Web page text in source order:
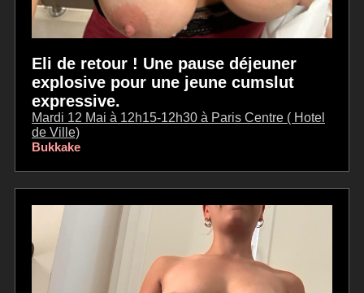
Eli de retour ! Une pause déjeuner
explosive pour une jeune cumslut
expressive.
Mardi 12 Mai à 12h15-12h30 à Paris Centre ( Hotel
de Ville)
Bukkake